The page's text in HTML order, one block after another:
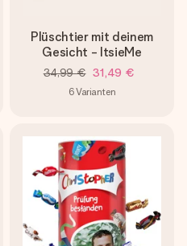
Plüschtier mit deinem
Gesicht - ItsieMe
34,99 € 31,49 €
6Varianten